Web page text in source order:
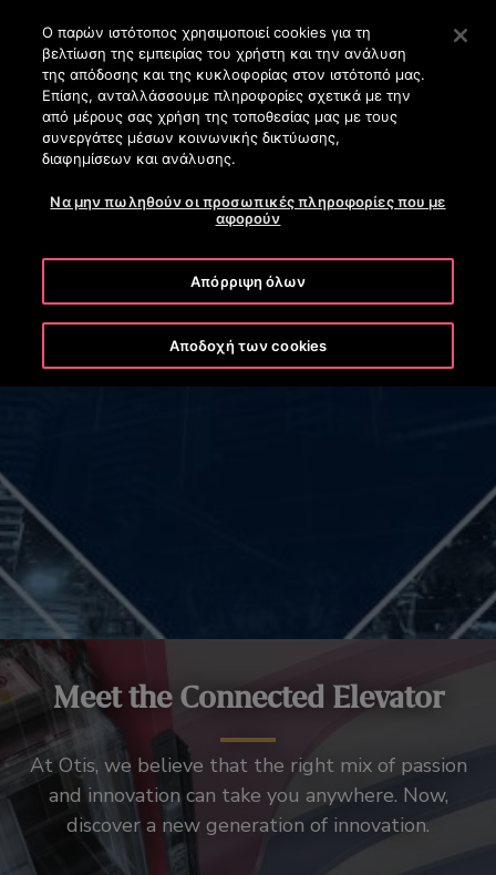
Πατήστε Enter για μετάβαση στο Κυρίως περιεχόμενο
ΑΝΑΖΉΤΗΣΗ
No current events, check back later
Meet the Connected Elevator
At Otis, we believe that the right mix of passion
and innovation can take you anywhere. Now,
discover a new generation of innovation.
Ο παρών ιστότοπος χρησιμοποιεί cookies για τη
βελτίωση της εμπειρίας του χρήστη και την ανάλυση
της απόδοσης και της κυκλοφορίας στον ιστότοπό μας.
Επίσης, ανταλλάσσουμε πληροφορίες σχετικά με την
από μέρους σας χρήση της τοποθεσίας μας με τους
συνεργάτες μέσων κοινωνικής δικτύωσης,
διαφημίσεων και ανάλυσης.
Να μην πωληθούν οι προσωπικές πληροφορίες που με
αφορούν
Απόρριψη όλων
Αποδοχή των cookies